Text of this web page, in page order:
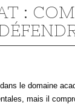
:
le domaine
mais il